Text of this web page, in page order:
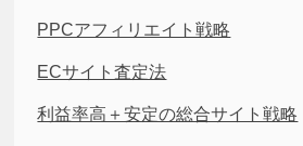
PPCアフィリエイト戦略
ECサイト査定法
利益率高＋安定の総合サイト戦略